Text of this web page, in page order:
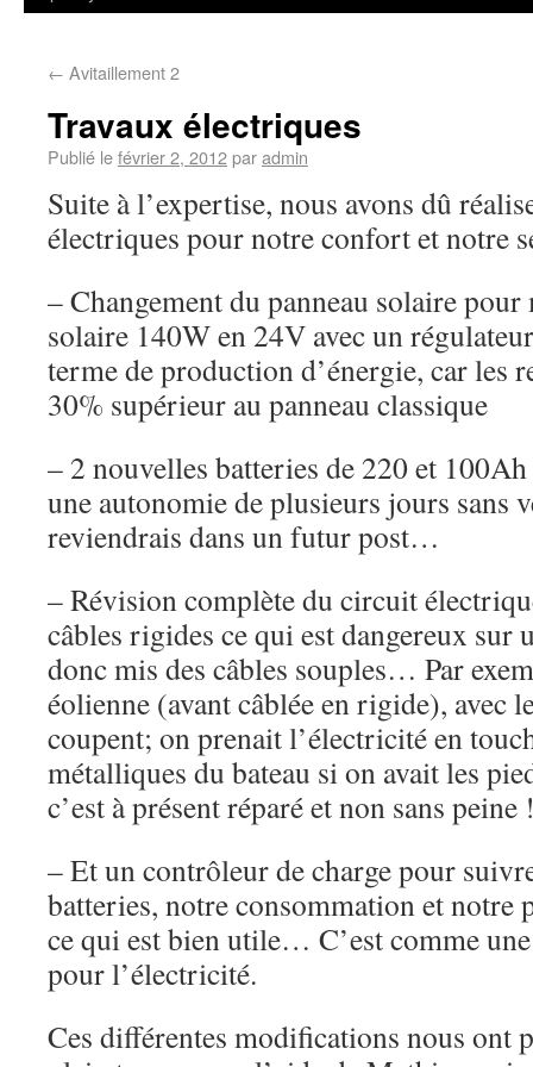
← Avitaillement 2
Travaux électriques
Publié lefévrier 2, 2012paradmin
Suite à l’expertise, nous avons dû
électriques pour notre confort et notre
– Changement du panneau solaire pour
solaire 140W en 24V avec un
terme de production d’énergie, car les
30% supérieur au panneau classique
– 2 nouvelles batteries de 220 et
une autonomie de plusieurs jours sans
reviendrais dans un futur post…
– Révision complète du circuit
câbles rigides ce qui est dangereux sur
donc mis des câbles souples… Par
éolienne (avant câblée en rigide), avec
coupent; on prenait l’électricité en
métalliques du bateau si on avait les
c’est à présent réparé et non sans
– Et un contrôleur de charge pour
batteries, notre consommation et notre
ce qui est bien utile… C’est comme une
pour l’électricité.
Ces différentes modifications nous ont